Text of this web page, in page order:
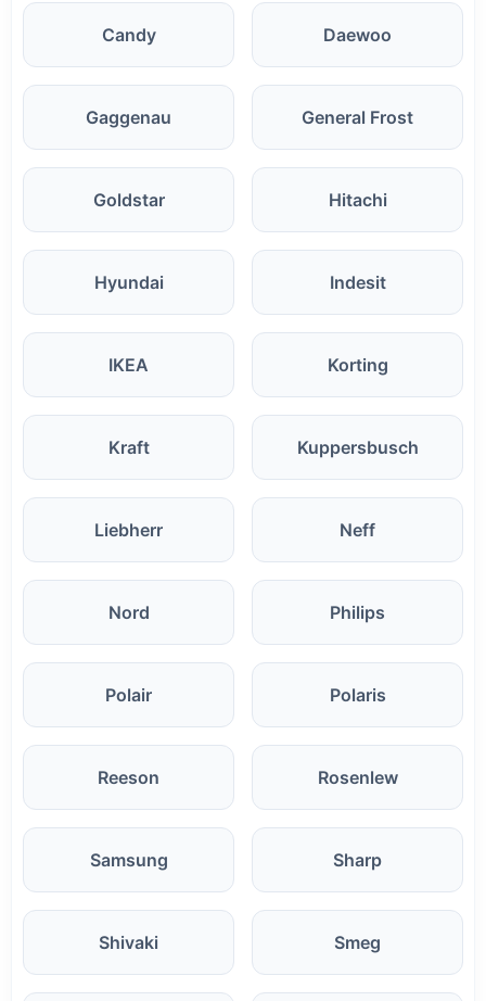
Candy Daewoo
Gaggenau General Frost
Goldstar Hitachi
Hyundai Indesit
IKEA Korting
Kraft Kuppersbusch
Liebherr Neff
Nord Philips
Polair Polaris
Reeson Rosenlew
Samsung Sharp
Shivaki Smeg